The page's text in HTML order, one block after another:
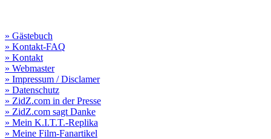
» Gästebuch
» Kontakt-FAQ
» Kontakt
» Webmaster
» Impressum / Disclamer
» Datenschutz
» ZidZ.com in der Presse
» ZidZ.com sagt Danke
» Mein K.I.T.T.-Replika
» Meine Film-Fanartikel